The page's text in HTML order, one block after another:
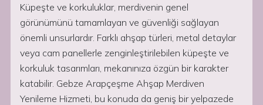
Küpeşte ve korkuluklar, merdivenin genel
görünümünü tamamlayan ve güvenliği sağlayan
önemli unsurlardır. Farklı ahşap türleri, metal detaylar
veya cam panellerle zenginleştirilebilen küpeşte ve
korkuluk tasarımları, mekanınıza özgün bir karakter
katabilir. Gebze Arapçeşme Ahşap Merdiven
Yenileme Hizmeti, bu konuda da geniş bir yelpazede